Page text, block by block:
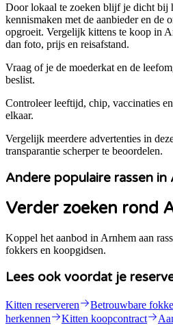
Door lokaal te zoeken blijf je dicht bij
kennismaken met de aanbieder en de
opgroeit. Vergelijk kittens te koop in
dan foto, prijs en reisafstand.
Vraag of je de moederkat en de
beslist.
Controleer leeftijd, chip, vaccinaties
elkaar.
Vergelijk meerdere advertenties in
transparantie scherper te beoordelen.
Andere populaire rassen in
Verder zoeken rond
Koppel het aanbod in Arnhem aan
fokkers en koopgidsen.
Lees ook voordat je
Kitten reserveren Betrouwbare
herkennen
Kitten koopcontract